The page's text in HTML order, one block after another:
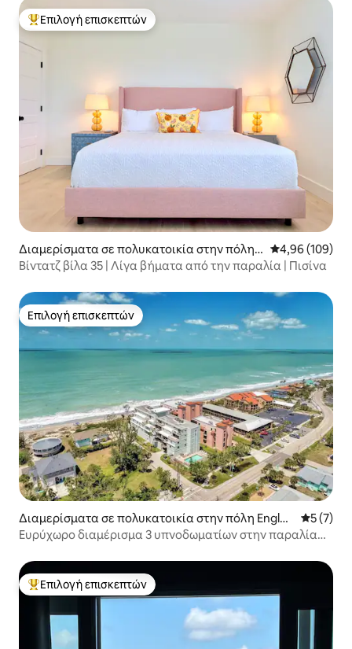
Κορυφαία επιλογή επισκεπτών
Επιλογή επισκεπτών
Διαμερίσματα σε πολυκατοικία στην πόλη V
enice
Μέση
4,96 (109)
Βίντατζ βίλα 35 | Λίγα βήματα από την παραλία | Πισίνα
Επιλογή επισκεπτών
Επιλογή επισκεπτών
Διαμερίσματα σε πολυκατοικία στην πόλη Engle
wood
Μέση
5 (7)
Ευρύχωρο διαμέρισμα 3 υπνοδωματίων στην παραλία
Κορυφαία επιλογή επισκεπτών
Επιλογή επισκεπτών